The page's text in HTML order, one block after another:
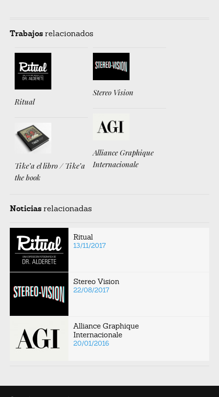
Trabajosrelacionados
Ritual
Stereo Vision
Alliance Graphique
Internacionale
Tike’a el libro / Tike’a
the book
Noticiasrelacionadas
Ritual
13/11/2017
Stereo Vision
22/08/2017
Alliance Graphique
Internacionale
20/01/2016